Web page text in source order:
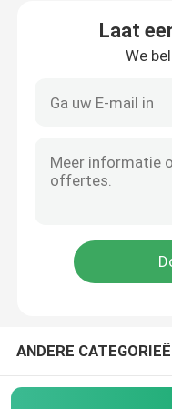
Lasersnijdende
Spuitgietdiensten
Laat
We
ANDERE